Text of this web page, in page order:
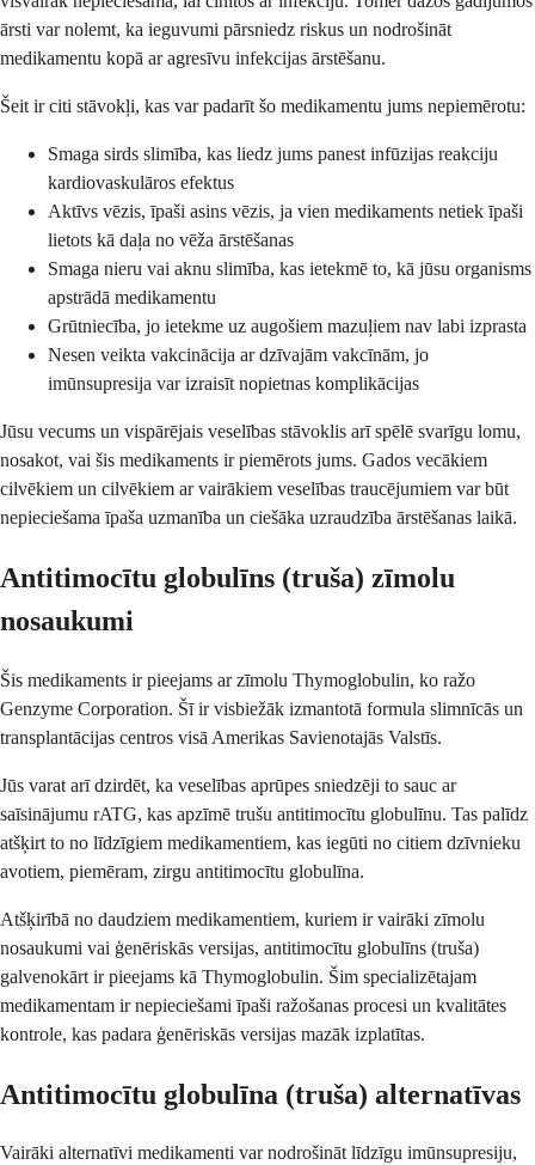
ārsti var nolemt, ka ieguvumi pārsniedz riskus un nodrošināt
medikamentu kopā ar agresīvu infekcijas ārstēšanu.
Šeit ir citi stāvokļi, kas var padarīt šo medikamentu jums nepiemērotu:
Smaga sirds slimība, kas liedz jums panest infūzijas reakciju
kardiovaskulāros efektus
Aktīvs vēzis, īpaši asins vēzis, ja vien medikaments netiek īpaši
lietots kā daļa no vēža ārstēšanas
Smaga nieru vai aknu slimība, kas ietekmē to, kā jūsu organisms
apstrādā medikamentu
Grūtniecība, jo ietekme uz augošiem mazuļiem nav labi izprasta
Nesen veikta vakcinācija ar dzīvajām vakcīnām, jo
imūnsupresija var izraisīt nopietnas komplikācijas
Jūsu vecums un vispārējais veselības stāvoklis arī spēlē svarīgu lomu,
nosakot, vai šis medikaments ir piemērots jums. Gados vecākiem
cilvēkiem un cilvēkiem ar vairākiem veselības traucējumiem var būt
nepieciešama īpaša uzmanība un ciešāka uzraudzība ārstēšanas laikā.
Antitimocītu globulīns (truša) zīmolu
nosaukumi
Šis medikaments ir pieejams ar zīmolu Thymoglobulin, ko ražo
Genzyme Corporation. Šī ir visbiežāk izmantotā formula slimnīcās un
transplantācijas centros visā Amerikas Savienotajās Valstīs.
Jūs varat arī dzirdēt, ka veselības aprūpes sniedzēji to sauc ar
saīsinājumu rATG, kas apzīmē trušu antitimocītu globulīnu. Tas palīdz
atšķirt to no līdzīgiem medikamentiem, kas iegūti no citiem dzīvnieku
avotiem, piemēram, zirgu antitimocītu globulīna.
Atšķirībā no daudziem medikamentiem, kuriem ir vairāki zīmolu
nosaukumi vai ģenēriskās versijas, antitimocītu globulīns (truša)
galvenokārt ir pieejams kā Thymoglobulin. Šim specializētajam
medikamentam ir nepieciešami īpaši ražošanas procesi un kvalitātes
kontrole, kas padara ģenēriskās versijas mazāk izplatītas.
Antitimocītu globulīna (truša) alternatīvas
Vairāki alternatīvi medikamenti var nodrošināt līdzīgu imūnsupresiju,